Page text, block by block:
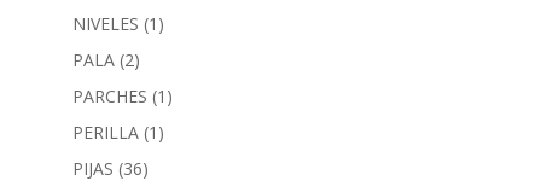
NIVELES (1)
PALA (2)
PARCHES (1)
PERILLA (1)
PIJAS (36)